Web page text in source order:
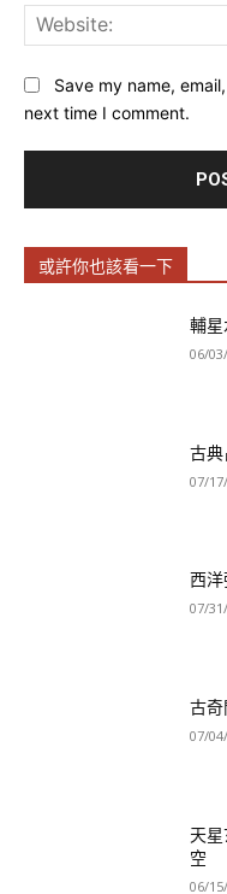
Save my name,
next time I comment.
或許你也該看一下
輔
06/
古
07/
西
07/
古
07/
天
空
06/